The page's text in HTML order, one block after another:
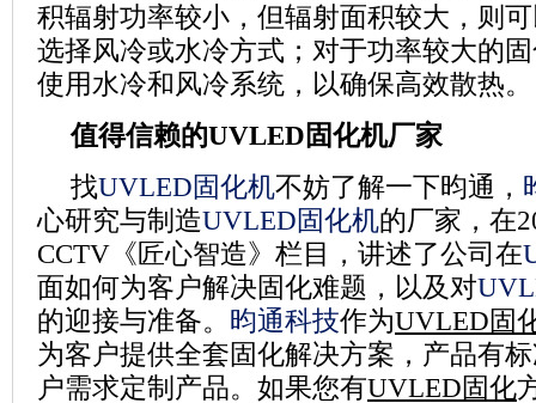
积辐射功率较小，但辐射面积较大，则
选择风冷或水冷方式；对于功率较大的
使用水冷和风冷系统，以确保高效散热。
值得信赖的UVLED固化机厂家
找UVLED固化机不妨了解一下昀通，
心研究与制造UVLED固化机的厂家，在
CCTV《匠心智造》栏目，讲述了公司在
面如何为客户解决固化难题，以及对
的迎接与准备。 昀通科技作为UVLED固
为客户提供全套固化解决方案，产品有
户需求定制产品。如果您有UVLED固化